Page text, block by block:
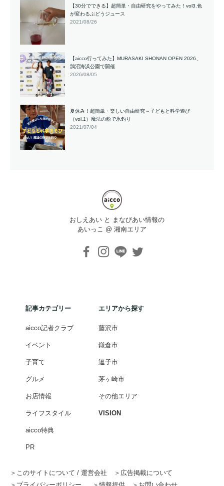
【30分でできる】超簡単・自由研究をやってみた！vol3.色
が変わるぶどうジュース
2021/08/26
【aicco行ってみた】MURASAKI SHONAN OPEN 2026、
鵠沼海浜公園で開催
2026/08/05
夏休み！超簡単・楽しい自由研究～子どもと科学遊び
（vol.1）魔法の粉で氷釣り
2021/07/04
おしえあい と まなびあい情報の
あいっこ @ 湘南エリア
記事カテゴリー
aicco記者クラブ
イベント
子育て
グルメ
お店情報
ライフスタイル
aicco特典
PR
エリアから探す
藤沢市
鎌倉市
逗子市
茅ヶ崎市
その他エリア
VISION
このサイトについて / 運営会社
広告掲載について